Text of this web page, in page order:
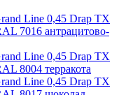
Line 0,45 Drap TX
7016 антрацитово-
Line 0,45 Drap TX
8004 терракота
Line 0,45 Drap TX